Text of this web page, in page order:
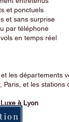
et ponctuels
et sans surprise
par téléphone
en temps réel
les départements
et les stations
à Lyon